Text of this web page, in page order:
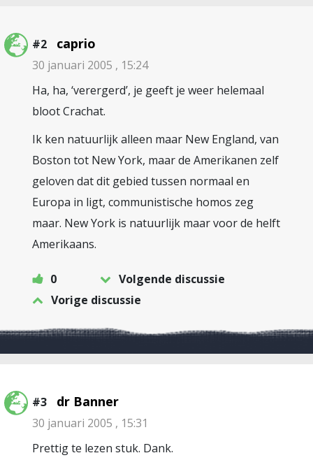
#2 caprio
30 januari 2005 , 15:24
Ha, ha, ‘verergerd’, je geeft je weer helemaal
bloot Crachat.
Ik ken natuurlijk alleen maar New England, van
Boston tot New York, maar de Amerikanen zelf
geloven dat dit gebied tussen normaal en
Europa in ligt, communistische homos zeg
maar. New York is natuurlijk maar voor de helft
Amerikaans.
0
Volgende discussie
Vorige discussie
#3 dr Banner
30 januari 2005 , 15:31
Prettig te lezen stuk. Dank.